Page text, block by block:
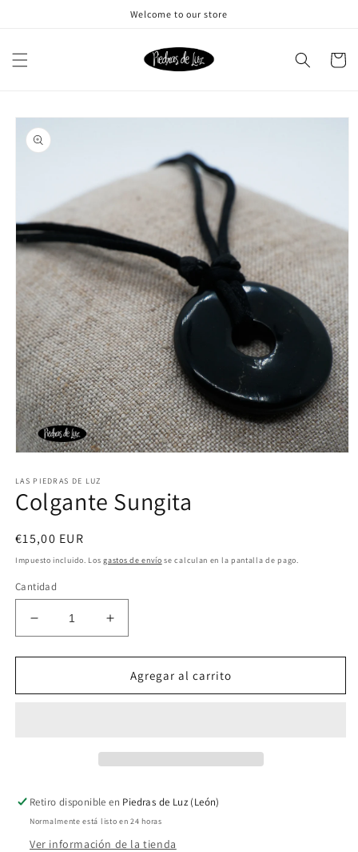
Welcome to our store
Carrito
directamente
a la
información
multimedia
1
en
modal
LAS PIEDRAS DE LUZ
Colgante Sungita
Precio
habitual
€15,00 EUR
Impuesto incluido. Losgastos de envío se calculan en la pantalla de pago.
Cantidad
Reducir
cantidad
para
Sungita
Aumentar
cantidad
para
Colgante
Sungita
Agregar al carrito
Retiro disponible en Piedras de Luz (León)
Normalmente está listo en 24 horas
Ver información de la tienda